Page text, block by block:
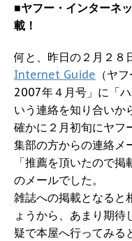
■ヤフー・インターネ
載！
何と、昨日の２月２８
Internet Guide （ヤ
2007年４月号」に「
いう連絡を知り合いか
確かに２月初旬にヤフ
集部の方からの連絡メ
「推薦を頂いたので
のメールでした。
雑誌への掲載となると
ょうから、あまり期待
疑で本屋へ行ってみる